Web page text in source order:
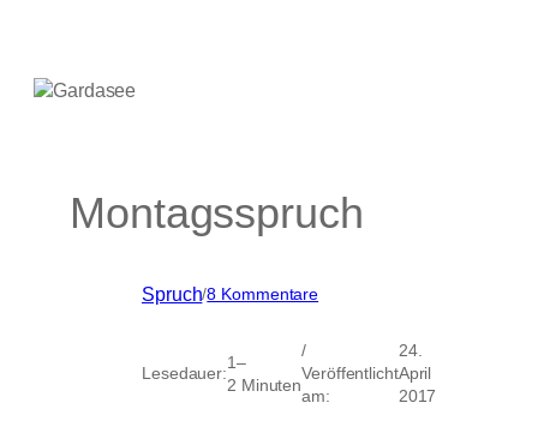
Montagsspruch
Spruch/8 Kommentarezu
Lesedauer:
1–
2 Minuten
/
Veröffentlicht
am:
24.
April
2017